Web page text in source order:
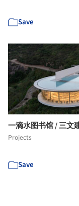
Save
一滴水图书馆 / 三文
Projects
Save